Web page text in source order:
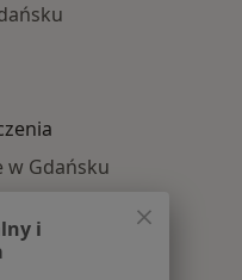
w Gdańsku
Gdańsku
i